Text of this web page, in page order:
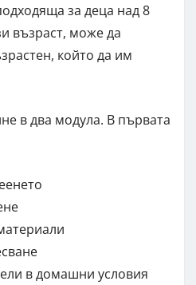
за деца над 8
възраст, може да
който да им
в два модула. В първата
в домашни условия